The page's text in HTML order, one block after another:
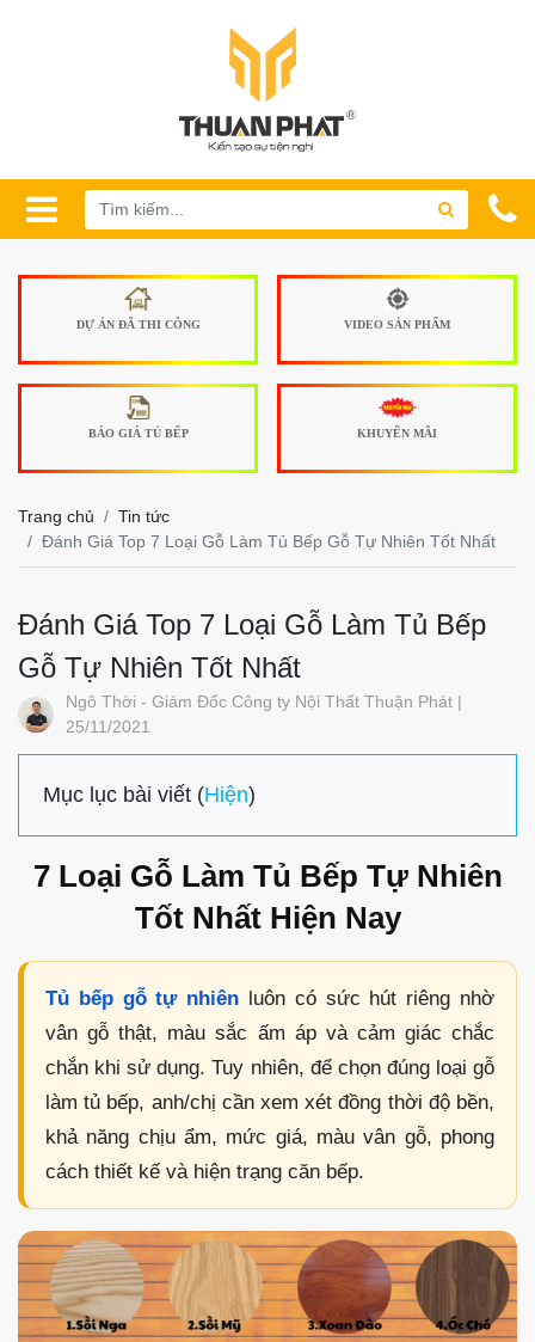
DỰ ÁN ĐÃ THI CÔNG VIDEO SẢN PHẨM
BÁO GIÁ TỦ BẾP KHUYẾN MÃI
Trang chủ
Tin tức
Đánh Giá Top 7 Loại Gỗ Làm Tủ Bếp Gỗ Tự Nhiên Tốt Nhất
Đánh Giá Top 7 Loại Gỗ Làm Tủ Bếp
Gỗ Tự Nhiên Tốt Nhất
Ngô Thời - Giám Đốc Công ty Nội Thất Thuận Phát |
25/11/2021
Mục lục bài viết (Hiện)
7 Loại Gỗ Làm Tủ Bếp Tự Nhiên
Tốt Nhất Hiện Nay
Tủ bếp gỗ tự nhiên luôn có sức hút riêng nhờ
vân gỗ thật, màu sắc ấm áp và cảm giác chắc
chắn khi sử dụng. Tuy nhiên, để chọn đúng loại gỗ
làm tủ bếp, anh/chị cần xem xét đồng thời độ bền,
khả năng chịu ẩm, mức giá, màu vân gỗ, phong
cách thiết kế và hiện trạng căn bếp.